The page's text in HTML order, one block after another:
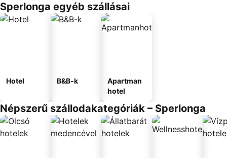
Sperlonga egyéb szállásai
Hotel B&B-k
Apartman
hotel
Népszerű szállodakategóriák – Sperlonga